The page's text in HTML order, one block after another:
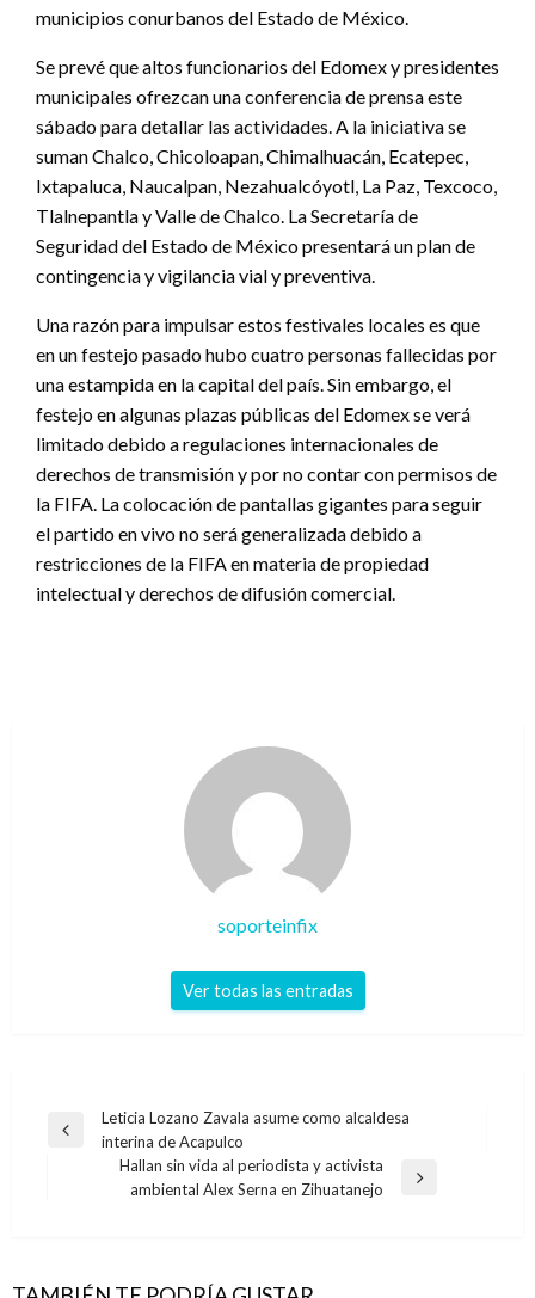
municipios conurbanos del Estado de México.
Se prevé que altos funcionarios del Edomex y presidentes
municipales ofrezcan una conferencia de prensa este
sábado para detallar las actividades. A la iniciativa se
suman Chalco, Chicoloapan, Chimalhuacán, Ecatepec,
Ixtapaluca, Naucalpan, Nezahualcóyotl, La Paz, Texcoco,
Tlalnepantla y Valle de Chalco. La Secretaría de
Seguridad del Estado de México presentará un plan de
contingencia y vigilancia vial y preventiva.
Una razón para impulsar estos festivales locales es que
en un festejo pasado hubo cuatro personas fallecidas por
una estampida en la capital del país. Sin embargo, el
festejo en algunas plazas públicas del Edomex se verá
limitado debido a regulaciones internacionales de
derechos de transmisión y por no contar con permisos de
la FIFA. La colocación de pantallas gigantes para seguir
el partido en vivo no será generalizada debido a
restricciones de la FIFA en materia de propiedad
intelectual y derechos de difusión comercial.
soporteinfix
Ver todas las entradas
Navegación
entradas
Entrada
Leticia Lozano Zavala asume como alcaldesa
interina de Acapulco
Hallan sin vida al periodista y activista
ambiental Alex Serna en Zihuatanejo